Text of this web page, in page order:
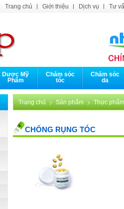
Trang chủ Giới thiệu Dịch vụ Tư
Dược Mỹ
Phẩm
Chăm sóc
tóc
Chăm sóc
da
Trang chủ Sản phẩm Thực
CHỐNG RỤNG TÓC